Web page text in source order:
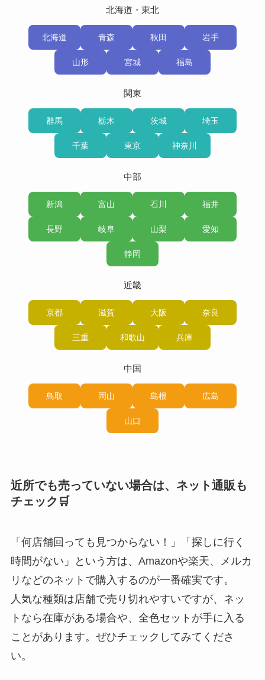
北海道・東北
北海道 青森 秋田 岩手
山形 宮城 福島
関東
群馬 栃木 茨城 埼玉
千葉 東京 神奈川
中部
新潟 富山 石川 福井
長野 岐阜 山梨 愛知
静岡
近畿
京都 滋賀 大阪 奈良
三重 和歌山 兵庫
中国
鳥取 岡山 島根 広島
山口
近所でも売っていない場合は、ネット通販も
チェック🛒
「何店舗回っても見つからない！」「探しに行く
時間がない」という方は、Amazonや楽天、メルカ
リなどのネットで購入するのが一番確実です。
人気な種類は店舗で売り切れやすいですが、ネッ
トなら在庫がある場合や、全色セットが手に入る
ことがあります。ぜひチェックしてみてくださ
い。